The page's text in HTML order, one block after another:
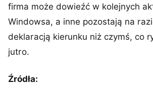
firma może dowieźć w kolejnych
Windowsa, a inne pozostają na
deklaracją kierunku niż czymś, co
jutro.
Źródła: